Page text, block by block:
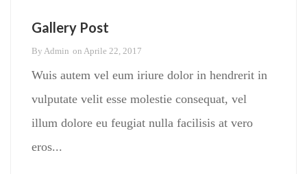
Gallery Post
By Admin on Aprile 22, 2017
Wuis autem vel eum iriure dolor in hendrerit in
vulputate velit esse molestie consequat, vel
illum dolore eu feugiat nulla facilisis at vero
eros...